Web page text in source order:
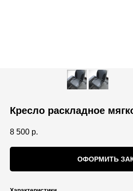
Кресло раскладное
8 500 р.
ОФОРМИТЬ